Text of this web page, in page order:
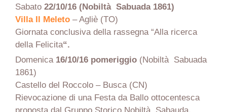
Sabato 22/10/16 (Nobiltà Sabuada 1861)
Villa Il Meleto – Agliè (TO)
Giornata conclusiva della rassegna “Alla ricerca
della Felicita“.
Domenica16/10/16 pomeriggio (Nobiltà Sabuada
1861)
Castello del Roccolo – Busca (CN)
Rievocazione di una Festa da Ballo ottocentesca